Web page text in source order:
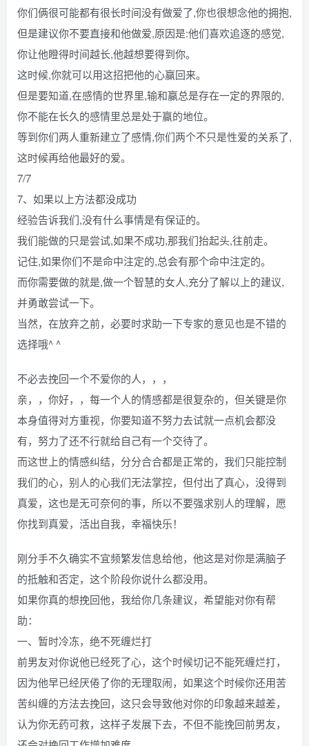
你们俩很可能都有很长时间没有做爱了,你也很想念他的拥抱,
但是建议你不要直接和他做爱,原因是:他们喜欢追逐的感觉,
你让他瞪得时间越长,他越想要得到你。
这时候,你就可以用这招把他的心赢回来。
但是要知道,在感情的世界里,输和赢总是存在一定的界限的,
你不能在长久的感情里总是处于赢的地位。
等到你们两人重新建立了感情,你们两个不只是性爱的关系了,
这时候再给他最好的爱。
7/7
7、如果以上方法都没成功
经验告诉我们,没有什么事情是有保证的。
我们能做的只是尝试,如果不成功,那我们抬起头,往前走。
记住,如果你们不是命中注定的,总会有那个命中注定的。
而你需要做的就是,做一个智慧的女人,充分了解以上的建议,
并勇敢尝试一下。
当然，在放弃之前，必要时求助一下专家的意见也是不错的
选择哦^ ^
不必去挽回一个不爱你的人，，，
亲，，你好，，每一个人的情感都是很复杂的，但关键是你
本身值得对方重视，你要知道不努力去试就一点机会都没
有，努力了还不行就给自己有一个交待了。
而这世上的情感纠结，分分合合都是正常的，我们只能控制
我们的心，别人的心我们无法掌控，但付出了真心，没得到
真爱，这也是无可奈何的事，所以不要强求别人的理解，愿
你找到真爱，活出自我，幸福快乐！
刚分手不久确实不宜频繁发信息给他，他这是对你是满脑子
的抵触和否定，这个阶段你说什么都没用。
如果你真的想挽回他，我给你几条建议，希望能对你有帮
助：
一、暂时冷冻，绝不死缠烂打
前男友对你说他已经死了心，这个时候切记不能死缠烂打，
因为他早已经厌倦了你的无理取闹，如果这个时候你还用苦
苦纠缠的方法去挽回，这只会导致他对你的印象越来越差，
认为你无药可救，这样子发展下去，不但不能挽回前男友，